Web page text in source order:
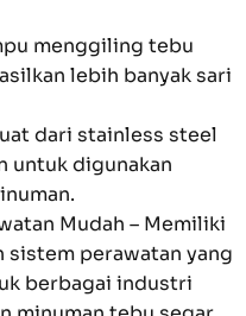
menggiling tebu
lebih banyak sari
dari stainless steel
untuk digunakan
Mudah – Memiliki
perawatan yang
berbagai industri